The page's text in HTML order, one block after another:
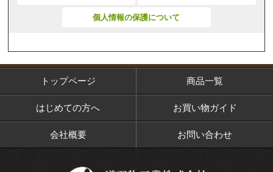
個人情報の保護について
トップページ 商品一覧
はじめての方へ お買い物ガイド
会社概要 お問い合わせ